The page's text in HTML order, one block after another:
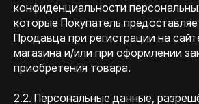
конфиденциальности
которые Покупатель
Продавца при регистрации на
магазина и/или при оформлении
приобретения товара.
2.2. Персональные данные,